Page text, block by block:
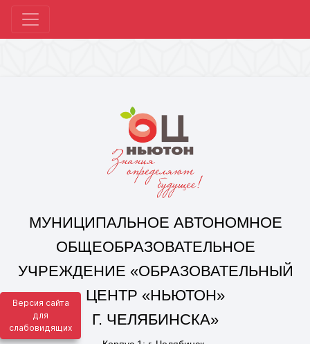
Версия сайта
для
слабовидящих
Корпус 1: г. Челябинск,
ул. 250-летия Челябинска, д. 46
Корпус 2: г. Челябинск,
контакты: +7(351) 214-97-92, mail@ocnewton.ru
МУНИЦИПАЛЬНОЕ АВТОНОМНОЕ
ОБЩЕОБРАЗОВАТЕЛЬНОЕ
УЧРЕЖДЕНИЕ «ОБРАЗОВАТЕЛЬНЫЙ
Г. ЧЕЛЯБИНСКА»